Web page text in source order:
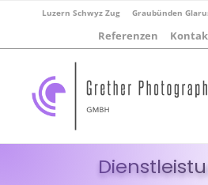
Luzern Schwyz Zug Graubünden
Referenzen